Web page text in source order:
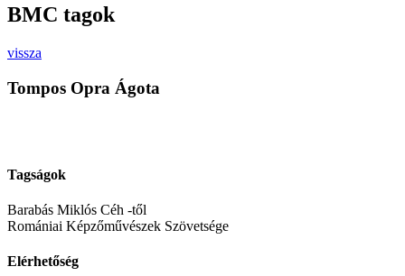
BMC tagok
vissza
Tompos Opra Ágota
Tagságok
Barabás Miklós Céh -től
Romániai Képzőművészek Szövetsége
Elérhetőség